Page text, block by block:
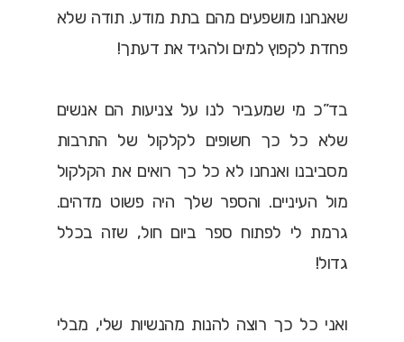
שאנחנו מושפעים מהם בתת מודע. תודה שלא
פחדת לקפוץ למים ולהגיד את דעתך!
בד”כ מי שמעביר לנו על צניעות הם אנשים
שלא כל כך חשופים לקלקול של התרבות
מסביבנו ואנחנו לא כל כך רואים את הקלקול
מול העיניים. והספר שלך היה פשוט מדהים.
גרמת לי לפתוח ספר ביום חול, שזה בכלל
גדול!
ואני כל כך רוצה להנות מהנשיות שלי, מבלי